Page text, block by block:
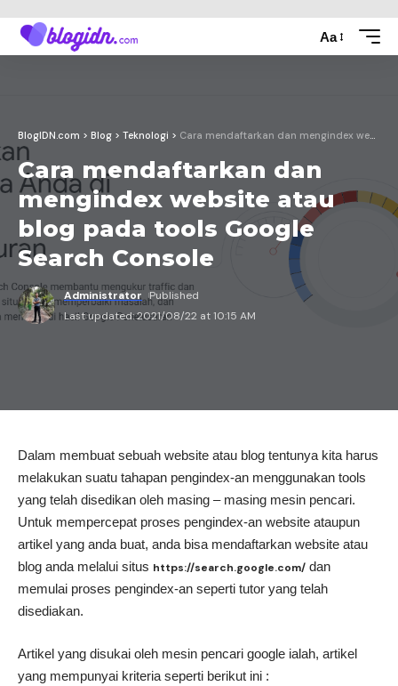
Aa
BlogIDN.com > Blog > Teknologi > Cara mendaftarkan dan mengindex website atau blog pada tools Google Search Console
Cara mendaftarkan dan
mengindex website atau
blog pada tools Google
Search Console
Last updated: 2021/08/22 at 10:15 AM
Administrator Published
Dalam membuat sebuah website atau blog tentunya kita harus
melakukan suatu tahapan pengindex-an menggunakan tools
yang telah disedikan oleh masing – masing mesin pencari.
Untuk mempercepat proses pengindex-an website ataupun
artikel yang anda buat, anda bisa mendaftarkan website atau
blog anda melalui situs https://search.google.com/ dan
memulai proses pengindex-an seperti tutor yang telah
disediakan.
Artikel yang disukai oleh mesin pencari google ialah, artikel
yang mempunyai kriteria seperti berikut ini :